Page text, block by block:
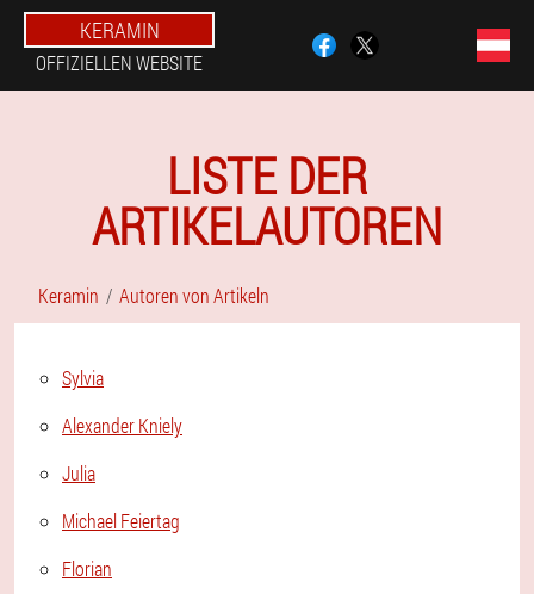
KERAMIN
OFFIZIELLEN WEBSITE
LISTE DER
ARTIKELAUTOREN
Keramin Autoren von Artikeln
Sylvia
Alexander Kniely
Julia
Michael Feiertag
Florian